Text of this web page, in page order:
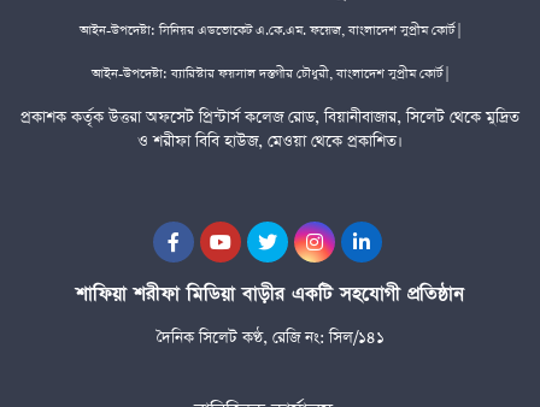
আইন-উপদেষ্টা: সিনিয়র এডভোকেট এ.কে.এম. ফয়েজ, বাংলাদেশ সুপ্রীম কোর্ট |
আইন-উপদেষ্টা: ব্যারিস্টার ফয়সাল দস্তগীর চৌধুরী, বাংলাদেশ সুপ্রীম কোর্ট |
প্রকাশক কর্তৃক উত্তরা অফসেট প্রিন্টার্স কলেজ রোড, বিয়ানীবাজার, সিলেট থেকে মুদ্রিত
ও শরীফা বিবি হাউজ, মেওয়া থেকে প্রকাশিত।
শাফিয়া শরীফা মিডিয়া বাড়ীর একটি সহযোগী প্রতিষ্ঠান
দৈনিক সিলেট কণ্ঠ, রেজি নং: সিল/১৪১